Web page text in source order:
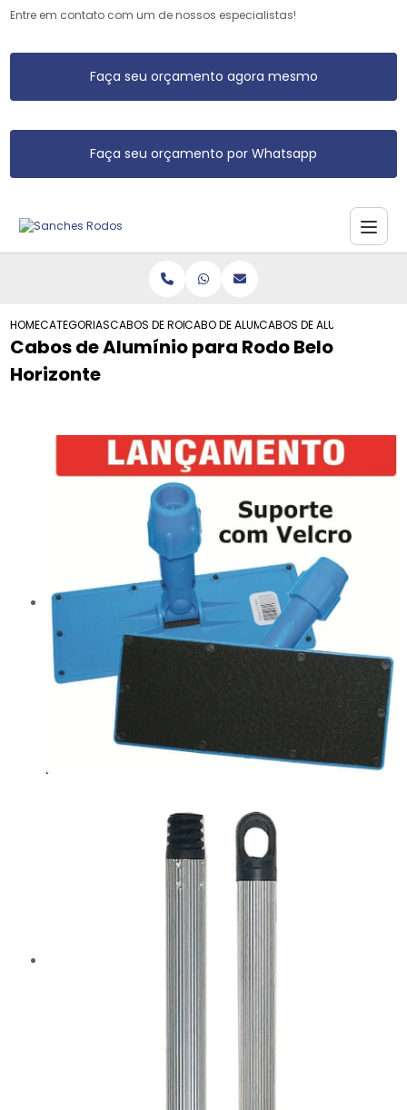
Entre em contato com um de nossos especialistas!
Faça seu orçamento agora mesmo
Faça seu orçamento por Whatsapp
HOMECATEGORIASCABOS DE RODO DE ALUMINIO
CABO DE ALUMINIO DE RODO
CABOS DE ALUMINIO PARA
Cabos de Alumínio para Rodo Belo
Horizonte